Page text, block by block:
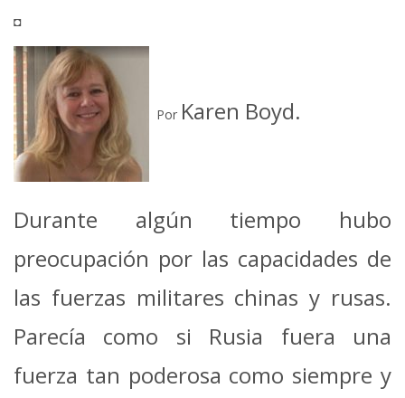
◘
Por Karen Boyd.
Durante algún tiempo hubo
preocupación por las capacidades de
las fuerzas militares chinas y rusas.
Parecía como si Rusia fuera una
fuerza tan poderosa como siempre y